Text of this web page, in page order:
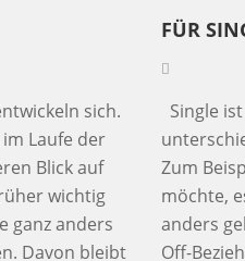
sich.
Laufe der
Blick auf
wichtig
ganz anders
Davon bleibt
FÜR
Single
Zum
möchte,
anders
Off-